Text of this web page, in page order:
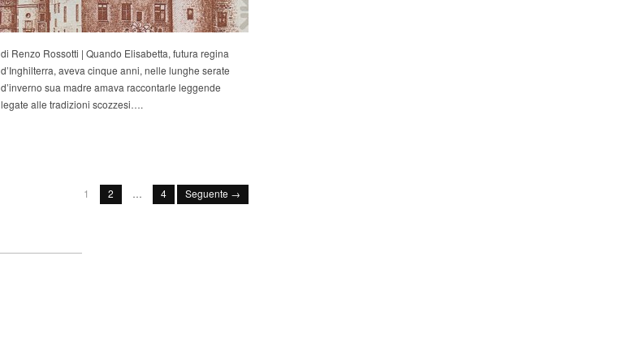
di Renzo Rossotti | Quando Elisabetta, futura regina
d’Inghilterra, aveva cinque anni, nelle lunghe serate
d’inverno sua madre amava raccontarle leggende
legate alle tradizioni scozzesi….
1 2 … 4 Seguente →